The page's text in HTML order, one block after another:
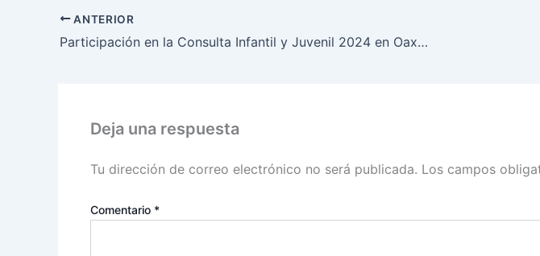
ANTERIOR
Participación en la Consulta Infantil y Juvenil 2024 en Oaxaca
Deja una respuesta
Tu dirección de correo electrónico no será publicada. Los campos
Comentario *